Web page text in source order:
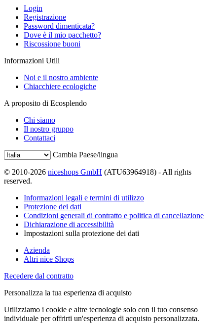
Login
Registrazione
Password dimenticata?
Dove è il mio pacchetto?
Riscossione buoni
Informazioni Utili
Noi e il nostro ambiente
Chiacchiere ecologiche
A proposito di Ecosplendo
Chi siamo
Il nostro gruppo
Contattaci
Cambia Paese/lingua
© 2010-2026 niceshops GmbH (ATU63964918) - All rights
reserved.
Informazioni legali e termini di utilizzo
Protezione dei dati
Condizioni generali di contratto e politica di cancellazione
Dichiarazione di accessibilità
Impostazioni sulla protezione dei dati
Azienda
Altri nice Shops
Recedere dal contratto
Personalizza la tua esperienza di acquisto
Utilizziamo i cookie e altre tecnologie solo con il tuo consenso
individuale per offrirti un'esperienza di acquisto personalizzata.